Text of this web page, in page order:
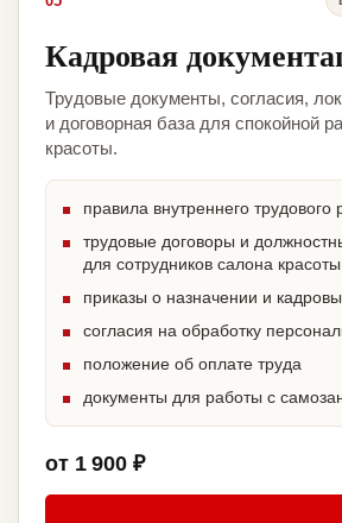
Кадровая
Трудовые документы, согласия,
и договорная база для спокойной
красоты.
правила внутреннего трудового
трудовые договоры и
для сотрудников салона красоты
приказы о назначении и
согласия на обработку
положение об оплате труда
документы для работы с
от 1 900 ₽